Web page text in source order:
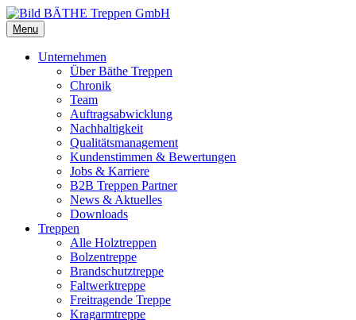
Menu
Unternehmen
Über Bäthe Treppen
Chronik
Team
Auftragsabwicklung
Nachhaltigkeit
Qualitätsmanagement
Kundenstimmen & Bewertungen
Jobs & Karriere
B2B Treppen Partner
News & Aktuelles
Downloads
Treppen
Alle Holztreppen
Bolzentreppe
Brandschutztreppe
Faltwerktreppe
Freitragende Treppe
Kragarmtreppe